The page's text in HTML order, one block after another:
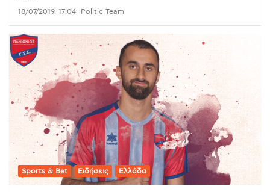
18/07/2019, 17:04 Politic Team
Sports & Bet Ειδήσεις Ελλάδα